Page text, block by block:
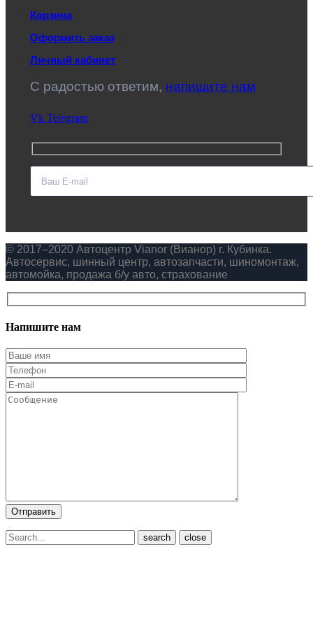
Корзина
Оформить заказ
Личный кабинет
C радостью ответим, напишите нам
Vk Telegram
© 2017–2020 Автоцентр Vianor (Вианор) г. Кубинка.
Автосервис, шинный центр, автозапчасти, шиномонтаж,
автомойка, продажа б/у авто, страхование
Напишите нам
close